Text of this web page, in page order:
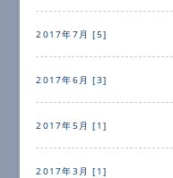
2017年7月 [5]
2017年6月 [3]
2017年5月 [1]
2017年3月 [1]